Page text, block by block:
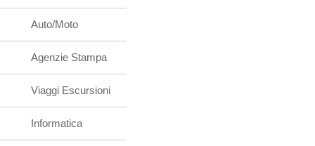
Auto/Moto
Agenzie Stampa
Viaggi Escursioni
Informatica